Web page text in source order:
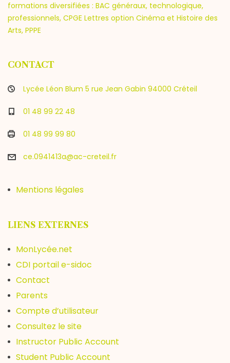
formations diversifiées : BAC généraux, technologique,
professionnels, CPGE Lettres option Cinéma et Histoire des
Arts, PPPE
CONTACT
Lycée Léon Blum 5 rue Jean Gabin 94000 Créteil
01 48 99 22 48
01 48 99 99 80
ce.0941413a@ac-creteil.fr
Mentions légales
LIENS EXTERNES
MonLycée.net
CDI portail e-sidoc
Contact
Parents
Compte d’utilisateur
Consultez le site
Instructor Public Account
Student Public Account